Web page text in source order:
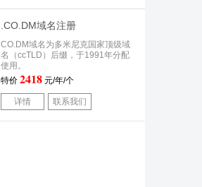
.CO.DM域名注册
CO.DM域名为多米尼克国家顶级域
名（ccTLD）后缀，于1991年分配
使用。
特价 2418 元/年/个
详情 联系我们